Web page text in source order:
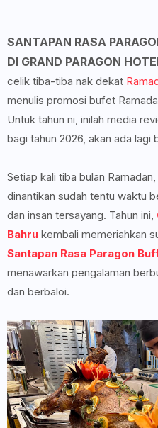
SANTAPAN RASA
DI GRAND PARAGON
celik tiba-tiba nak dekat
menulis promosi bufet
Untuk tahun ni, inilah media
bagi tahun 2026, akan ada lagi
Setiap kali tiba bulan
dinantikan sudah tentu waktu
dan insan tersayang. Tahun ini,
Bahru kembali memeriahkan
Santapan Rasa Paragon
menawarkan pengalaman
dan berbaloi.